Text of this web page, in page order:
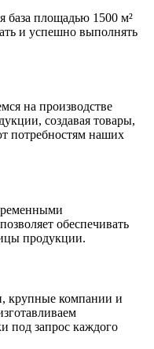
база площадью 1500 м²
и успешно выполнять
на производстве
создавая товары,
потребностям наших
обеспечивать
продукции.
крупные компании и
под запрос каждого